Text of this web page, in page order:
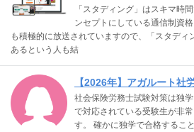
「スタディング」はスキマ時
ンセプトにしている通信制資
も積極的に放送されていますので、「スタディ
あるという人も結
【2026年】アガルート社
社会保険労務士試験対策は独
で対応されている受験生が非
す。 確かに独学で合格するこ